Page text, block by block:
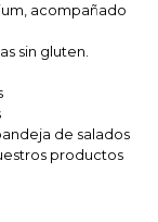
acompañado
sin gluten.
de salados
productos